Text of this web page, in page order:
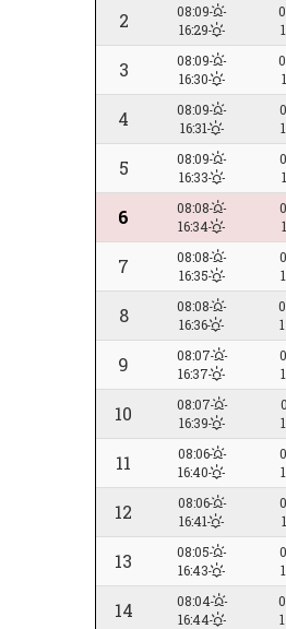
2
08:09
16:29
3
08:09
16:30
4
08:09
16:31
5
08:09
16:33
6
08:08
16:34
7
08:08
16:35
8
08:08
16:36
9
08:07
16:37
10
08:07
16:39
11
08:06
16:40
12
08:06
16:41
13
08:05
16:43
14
08:04
16:44